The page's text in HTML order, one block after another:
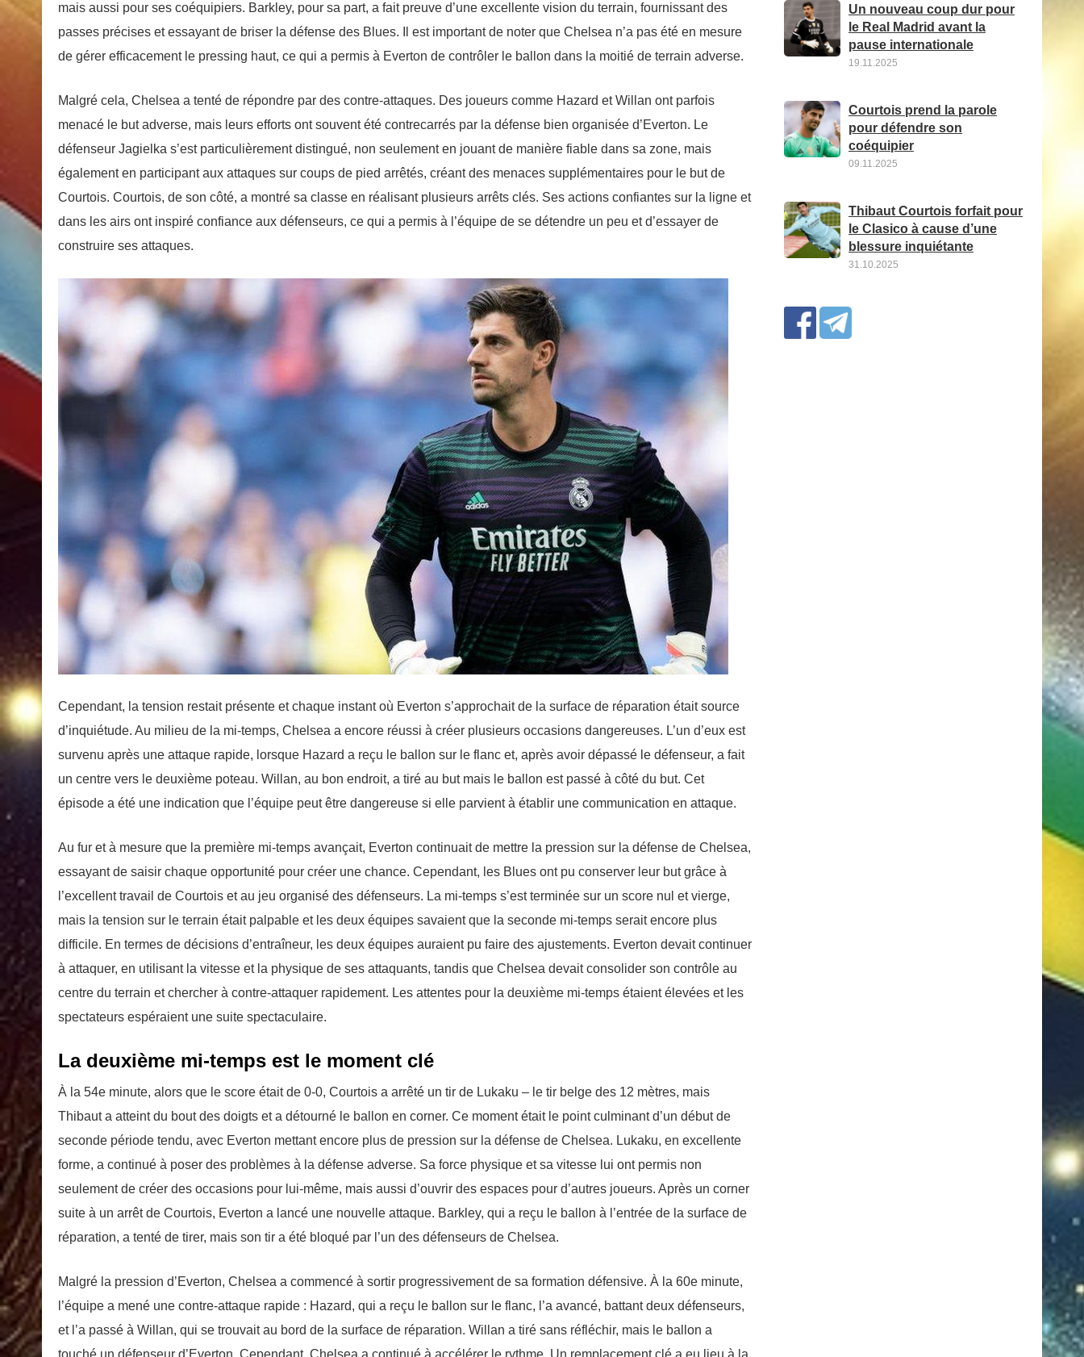
mais aussi pour ses coéquipiers. Barkley, pour sa part, a fait preuve d’une excellente vision du terrain, fournissant des
passes précises et essayant de briser la défense des Blues. Il est important de noter que Chelsea n’a pas été en mesure
de gérer efficacement le pressing haut, ce qui a permis à Everton de contrôler le ballon dans la moitié de terrain adverse.
Malgré cela, Chelsea a tenté de répondre par des contre-attaques. Des joueurs comme Hazard et Willan ont parfois
menacé le but adverse, mais leurs efforts ont souvent été contrecarrés par la défense bien organisée d’Everton. Le
défenseur Jagielka s’est particulièrement distingué, non seulement en jouant de manière fiable dans sa zone, mais
également en participant aux attaques sur coups de pied arrêtés, créant des menaces supplémentaires pour le but de
Courtois. Courtois, de son côté, a montré sa classe en réalisant plusieurs arrêts clés. Ses actions confiantes sur la ligne et
dans les airs ont inspiré confiance aux défenseurs, ce qui a permis à l’équipe de se détendre un peu et d’essayer de
construire ses attaques.
Cependant, la tension restait présente et chaque instant où Everton s’approchait de la surface de réparation était source
d’inquiétude. Au milieu de la mi-temps, Chelsea a encore réussi à créer plusieurs occasions dangereuses. L’un d’eux est
survenu après une attaque rapide, lorsque Hazard a reçu le ballon sur le flanc et, après avoir dépassé le défenseur, a fait
un centre vers le deuxième poteau. Willan, au bon endroit, a tiré au but mais le ballon est passé à côté du but. Cet
épisode a été une indication que l’équipe peut être dangereuse si elle parvient à établir une communication en attaque.
Au fur et à mesure que la première mi-temps avançait, Everton continuait de mettre la pression sur la défense de Chelsea,
essayant de saisir chaque opportunité pour créer une chance. Cependant, les Blues ont pu conserver leur but grâce à
l’excellent travail de Courtois et au jeu organisé des défenseurs. La mi-temps s’est terminée sur un score nul et vierge,
mais la tension sur le terrain était palpable et les deux équipes savaient que la seconde mi-temps serait encore plus
difficile. En termes de décisions d’entraîneur, les deux équipes auraient pu faire des ajustements. Everton devait continuer
à attaquer, en utilisant la vitesse et la physique de ses attaquants, tandis que Chelsea devait consolider son contrôle au
centre du terrain et chercher à contre-attaquer rapidement. Les attentes pour la deuxième mi-temps étaient élevées et les
spectateurs espéraient une suite spectaculaire.
La deuxième mi-temps est le moment clé
À la 54e minute, alors que le score était de 0-0, Courtois a arrêté un tir de Lukaku – le tir belge des 12 mètres, mais
Thibaut a atteint du bout des doigts et a détourné le ballon en corner. Ce moment était le point culminant d’un début de
seconde période tendu, avec Everton mettant encore plus de pression sur la défense de Chelsea. Lukaku, en excellente
forme, a continué à poser des problèmes à la défense adverse. Sa force physique et sa vitesse lui ont permis non
seulement de créer des occasions pour lui-même, mais aussi d’ouvrir des espaces pour d’autres joueurs. Après un corner
suite à un arrêt de Courtois, Everton a lancé une nouvelle attaque. Barkley, qui a reçu le ballon à l’entrée de la surface de
réparation, a tenté de tirer, mais son tir a été bloqué par l’un des défenseurs de Chelsea.
Malgré la pression d’Everton, Chelsea a commencé à sortir progressivement de sa formation défensive. À la 60e minute,
l’équipe a mené une contre-attaque rapide : Hazard, qui a reçu le ballon sur le flanc, l’a avancé, battant deux défenseurs,
et l’a passé à Willan, qui se trouvait au bord de la surface de réparation. Willan a tiré sans réfléchir, mais le ballon a
touché un défenseur d’Everton. Cependant, Chelsea a continué à accélérer le rythme. Un remplacement clé a eu lieu à la
Un nouveau coup dur pour
le Real Madrid avant la
pause internationale
19.11.2025
Courtois prend la parole
pour défendre son
coéquipier
09.11.2025
Thibaut Courtois forfait pour
le Clasico à cause d’une
blessure inquiétante
31.10.2025